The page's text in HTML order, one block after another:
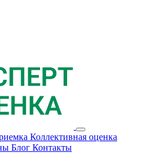
Коллективная оценка
Блог Контакты